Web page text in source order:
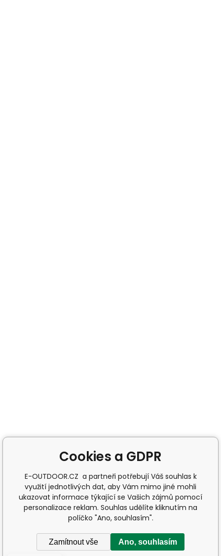
Cookies a GDPR
E-OUTDOOR.CZ a partneři potřebují Váš souhlas k
využití jednotlivých dat, aby Vám mimo jiné mohli
ukazovat informace týkající se Vašich zájmů pomocí
personalizace reklam. Souhlas udělíte kliknutím na
políčko "Ano, souhlasím".
Zamítnout vše Ano, souhlasím